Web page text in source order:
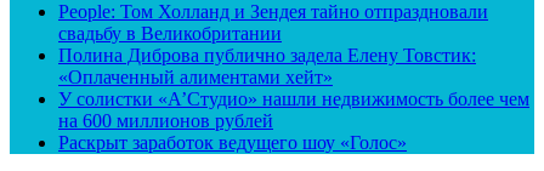
People: Том Холланд и Зендея тайно отпраздновали
свадьбу в Великобритании
Полина Диброва публично задела Елену Товстик:
«Оплаченный алиментами хейт»
У солистки «А’Студио» нашли недвижимость более чем
на 600 миллионов рублей
Раскрыт заработок ведущего шоу «Голос»